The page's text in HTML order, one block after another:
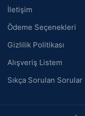
İletişim
Ödeme Seçenekleri
Gizlilik Politikası
Alışveriş Listem
Sıkça Sorulan Sorular